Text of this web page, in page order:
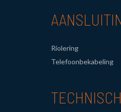
Riolering
Telefoonbekabeling